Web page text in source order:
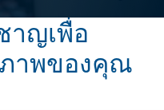
าญเพื่อ
าพของคุณ